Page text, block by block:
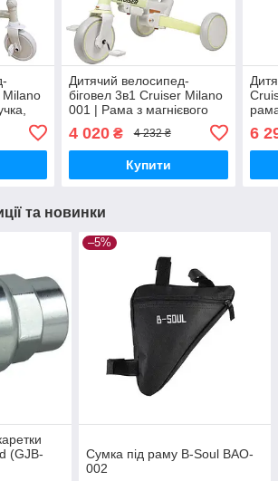
Milano
та
Дитячий велосипед-
біговел 3в1 Cruiser Milano
001 | Рама з магнієвого
сплаву, батьківська ручка,
литі колеса
4 020₴ 4 232 ₴
Купити
та
6
та новинки
(GJB-
–5%
Сумка під раму B-Soul BAO-
002